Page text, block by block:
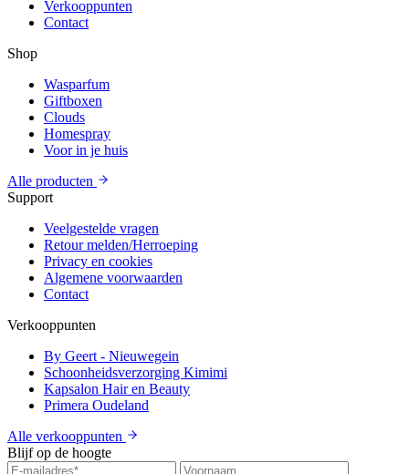
Verkooppunten
Contact
Shop
Wasparfum
Giftboxen
Clouds
Homespray
Voor in je huis
Alle producten
Support
Veelgestelde vragen
Retour melden/Herroeping
Privacy en cookies
Algemene voorwaarden
Contact
Verkooppunten
By Geert - Nieuwegein
Schoonheidsverzorging Kimimi
Kapsalon Hair en Beauty
Primera Oudeland
Alle verkooppunten
Blijf op de hoogte